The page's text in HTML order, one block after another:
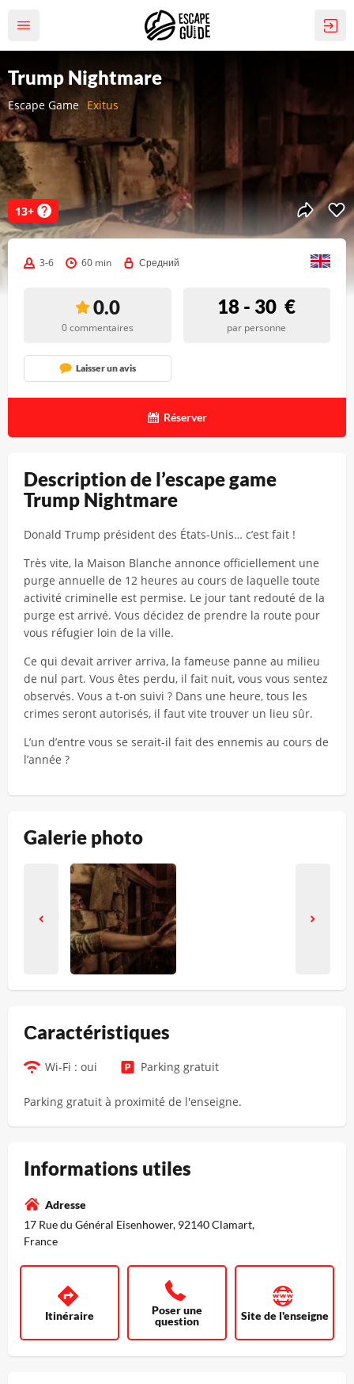
Escape Game Exitus
Trump Nightmare
13+
Description de l’escape game
Trump Nightmare
Donald Trump président des États-Unis… c’est fait !
Très vite, la Maison Blanche annonce officiellement une
purge annuelle de 12 heures au cours de laquelle toute
activité criminelle est permise. Le jour tant redouté de la
purge est arrivé. Vous décidez de prendre la route pour
vous réfugier loin de la ville.
Ce qui devait arriver arriva, la fameuse panne au milieu
de nul part. Vous êtes perdu, il fait nuit, vous vous sentez
observés. Vous a t-on suivi ? Dans une heure, tous les
crimes seront autorisés, il faut vite trouver un lieu sûr.
L’un d’entre vous se serait-il fait des ennemis au cours de
l’année ?
Galerie photo
Сaractéristiques
Wi-Fi : oui Parking gratuit
Parking gratuit à proximité de l'enseigne.
Informations utiles
Adresse
17 Rue du Général Eisenhower, 92140 Clamart,
France
Itinéraire
Poser une
question
Site de l'enseigne
3-6 60 min Средний
0.0
0 commentaires
18 - 30 €
par personne
Laisser un avis
Réserver